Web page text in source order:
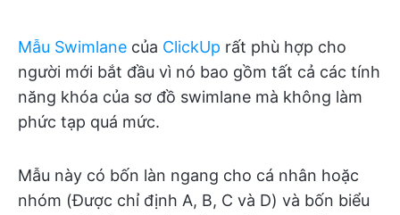
Mẫu Swimlane của ClickUp rất phù hợp cho
người mới bắt đầu vì nó bao gồm tất cả các tính
năng khóa của sơ đồ swimlane mà không làm
phức tạp quá mức.
Mẫu này có bốn làn ngang cho cá nhân hoặc
nhóm (Được chỉ định A, B, C và D) và bốn biểu